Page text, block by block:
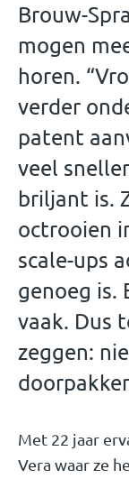
Brouw-
mogen
horen.
verder
patent
veel
briljant is.
octrooien
scale-ups
genoeg is.
vaak. Dus
zeggen:
Met 22 jaar
Vera waar ze